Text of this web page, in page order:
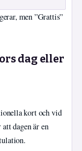
men ”Grattis”
dag eller
kort och vid
dagen är en